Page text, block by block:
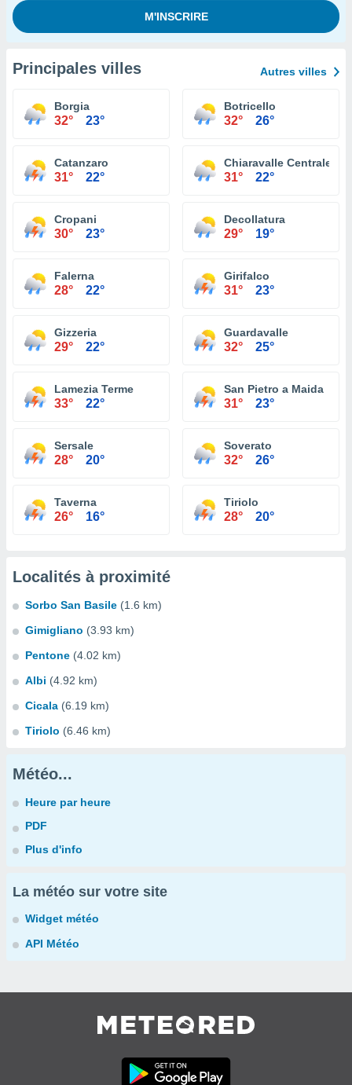
Principales villes Autres villes
Borgia
32° 23°
Botricello
32° 26°
Catanzaro
31° 22°
Chiaravalle Centrale
31° 22°
Cropani
30° 23°
Decollatura
29° 19°
Falerna
28° 22°
Girifalco
31° 23°
Gizzeria
29° 22°
Guardavalle
32° 25°
Lamezia Terme
33° 22°
San Pietro a Maida
31° 23°
Sersale
28° 20°
Soverato
32° 26°
Taverna
26° 16°
Tiriolo
28° 20°
Localités à proximité
Sorbo San Basile (1.6 km)
Gimigliano (3.93 km)
Pentone (4.02 km)
Albi (4.92 km)
Cicala (6.19 km)
Tiriolo (6.46 km)
Météo...
Heure par heure
PDF
Plus d'info
La météo sur votre site
Widget météo
API Météo